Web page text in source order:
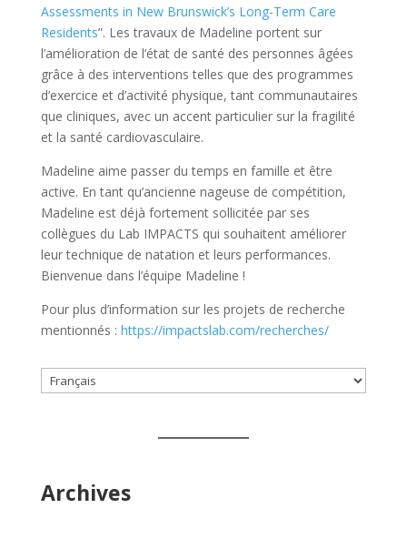
Assessments in New Brunswick’s Long-Term Care
Residents”. Les travaux de Madeline portent sur
l’amélioration de l’état de santé des personnes âgées
grâce à des interventions telles que des programmes
d’exercice et d’activité physique, tant communautaires
que cliniques, avec un accent particulier sur la fragilité
et la santé cardiovasculaire.
Madeline aime passer du temps en famille et être
active. En tant qu’ancienne nageuse de compétition,
Madeline est déjà fortement sollicitée par ses
collègues du Lab IMPACTS qui souhaitent améliorer
leur technique de natation et leurs performances.
Bienvenue dans l’équipe Madeline !
Pour plus d’information sur les projets de recherche
mentionnés : https://impactslab.com/recherches/
Choisir
une
Archives